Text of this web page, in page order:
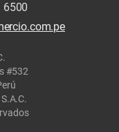
6500
#532